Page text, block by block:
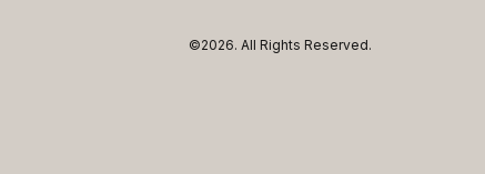
©2026. All Rights Reserved.